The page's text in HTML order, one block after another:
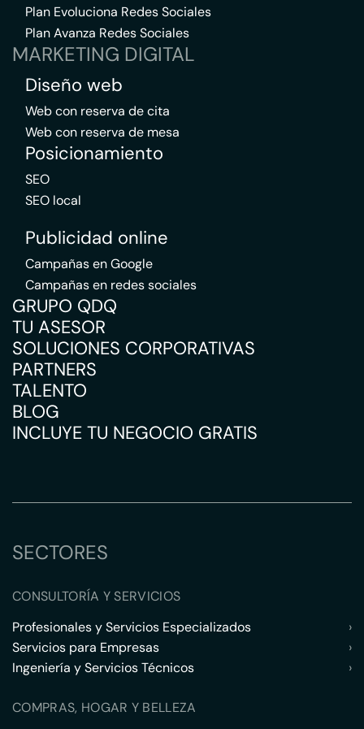
Plan Evoluciona Redes Sociales
Plan Avanza Redes Sociales
MARKETING DIGITAL
Diseño web
Web con reserva de cita
Web con reserva de mesa
Posicionamiento
SEO
SEO local
Publicidad online
Campañas en Google
Campañas en redes sociales
GRUPO QDQ
TU ASESOR
SOLUCIONES CORPORATIVAS
PARTNERS
TALENTO
BLOG
INCLUYE TU NEGOCIO GRATIS
SECTORES
CONSULTORÍA Y SERVICIOS
Profesionales y Servicios Especializados
›
Servicios para Empresas
›
Ingeniería y Servicios Técnicos
›
COMPRAS, HOGAR Y BELLEZA